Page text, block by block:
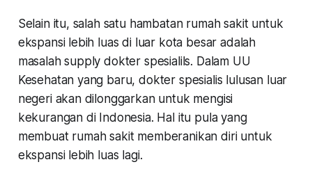
Selain itu, salah satu hambatan rumah sakit untuk
ekspansi lebih luas di luar kota besar adalah
masalah supply dokter spesialils. Dalam UU
Kesehatan yang baru, dokter spesialis lulusan luar
negeri akan dilonggarkan untuk mengisi
kekurangan di Indonesia. Hal itu pula yang
membuat rumah sakit memberanikan diri untuk
ekspansi lebih luas lagi.